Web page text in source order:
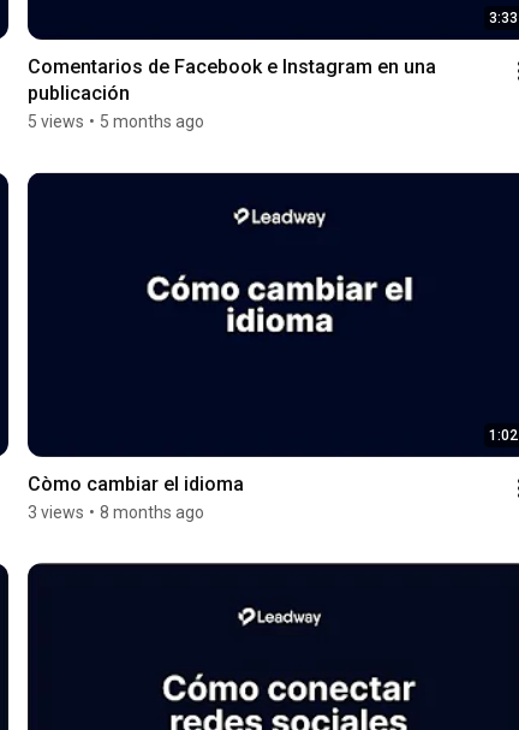
3:33
Comentarios de Facebook e Instagram en una
publicación
5 views • 5 months ago
1:02
Còmo cambiar el idioma
3 views • 8 months ago